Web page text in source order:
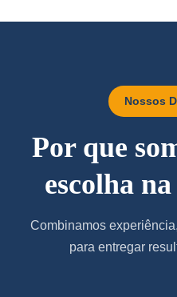
Nossos
Por que
escolha
Combinamos
para entregar